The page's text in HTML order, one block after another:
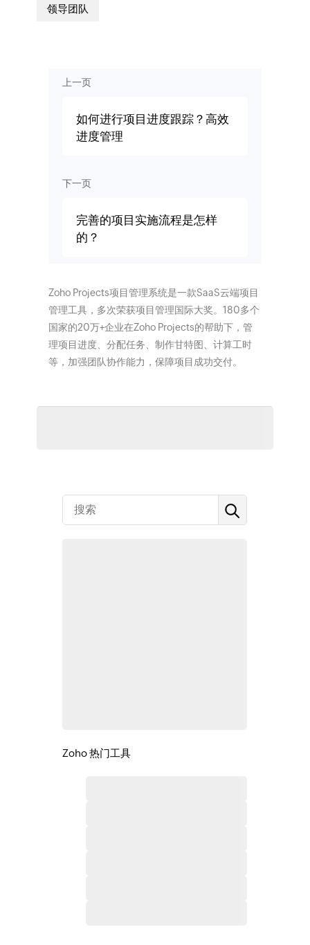
领导团队
上一页
如何进行项目进度跟踪？高效
进度管理
下一页
完善的项目实施流程是怎样
的？
Zoho Projects项目管理系统是一款SaaS云端项目
管理工具，多次荣获项目管理国际大奖。180多个
国家的20万+企业在Zoho Projects的帮助下，管
理项目进度、分配任务、制作甘特图、计算工时
等，加强团队协作能力，保障项目成功交付。
Zoho 热门工具